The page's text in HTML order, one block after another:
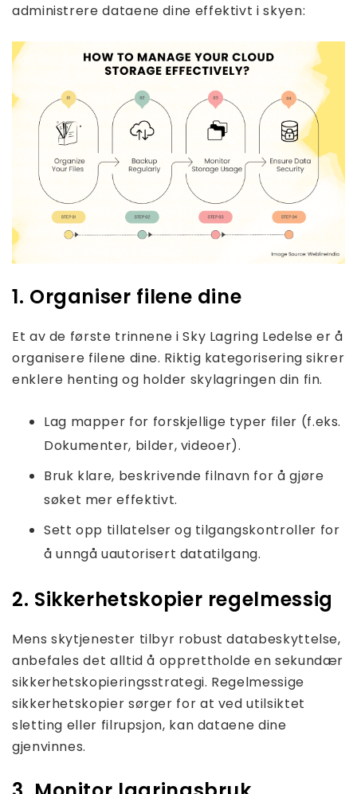
administrere dataene dine effektivt i skyen:
1. Organiser filene dine
Et av de første trinnene i Sky Lagring Ledelse er å
organisere filene dine. Riktig kategorisering sikrer
enklere henting og holder skylagringen din fin.
Lag mapper for forskjellige typer filer (f.eks.
Dokumenter, bilder, videoer).
Bruk klare, beskrivende filnavn for å gjøre
søket mer effektivt.
Sett opp tillatelser og tilgangskontroller for
å unngå uautorisert datatilgang.
2. Sikkerhetskopier regelmessig
Mens skytjenester tilbyr robust databeskyttelse,
anbefales det alltid å opprettholde en sekundær
sikkerhetskopieringsstrategi. Regelmessige
sikkerhetskopier sørger for at ved utilsiktet
sletting eller filrupsjon, kan dataene dine
gjenvinnes.